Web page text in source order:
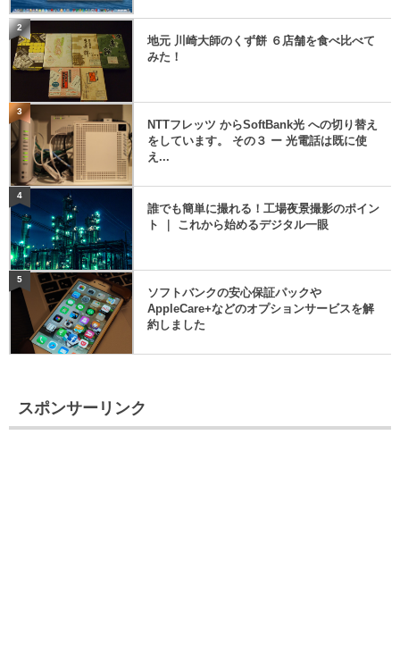
2
地元 川崎大師のくず餅 ６店舗を食べ比べて
みた！
3
NTTフレッツ からSoftBank光 への切り替え
をしています。 その３ ー 光電話は既に使
え...
4
誰でも簡単に撮れる！工場夜景撮影のポイン
ト ｜ これから始めるデジタル一眼
5
ソフトバンクの安心保証パックや
AppleCare+などのオプションサービスを解
約しました
スポンサーリンク